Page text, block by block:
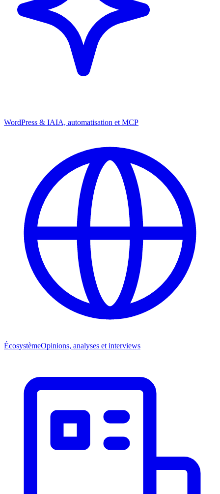
WordPress & IAIA, automatisation et MCP
ÉcosystèmeOpinions, analyses et interviews